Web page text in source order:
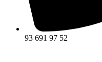
93 691 97 52